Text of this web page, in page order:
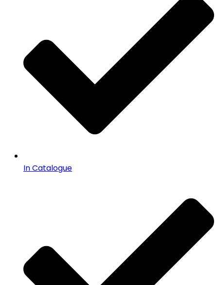
In Catalogue